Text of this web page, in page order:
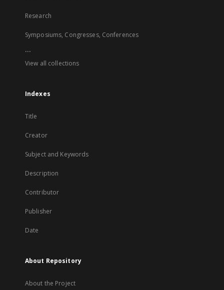
Research
Symposiums, Congresses, Conferences
...
View all collections
Indexes
Title
Creator
Subject and Keywords
Description
Contributor
Publisher
Date
About Repository
About the Project